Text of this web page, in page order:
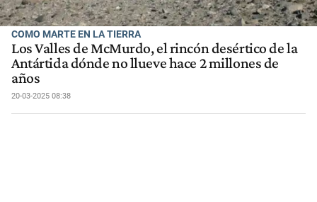
COMO MARTE EN LA TIERRA
Los Valles de McMurdo, el rincón desértico de la
Antártida dónde no llueve hace 2 millones de
años
20-03-2025 08:38